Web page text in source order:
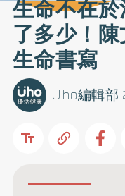
生命不在
了多少！
生命書寫
Uho編輯部